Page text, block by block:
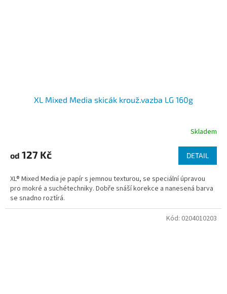
XL Mixed Media skicák krouž.vazba LG 160g
Skladem
od 127 Kč DETAIL
XL® Mixed Media je papír s jemnou texturou, se speciální úpravou
pro mokré a suchétechniky. Dobře snáší korekce a nanesená barva
se snadno roztírá.
Kód: 0204010203